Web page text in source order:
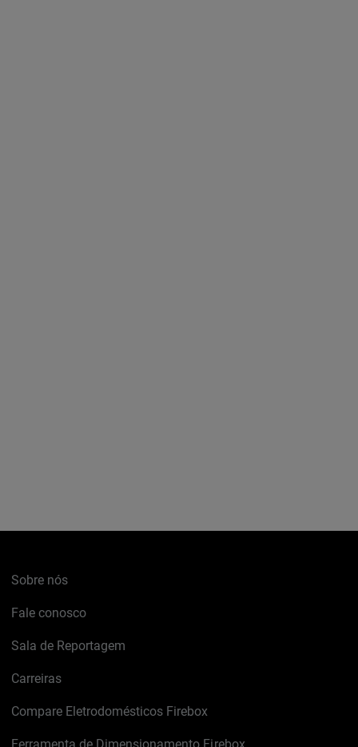
Sobre nós
Fale conosco
Sala de Reportagem
Carreiras
Compare Eletrodomésticos Firebox